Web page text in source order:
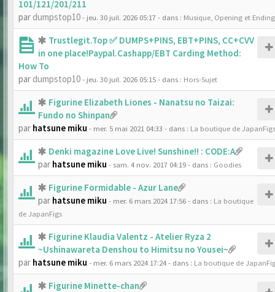
101/121/201/211
par dumpstop10- jeu. 30 juil. 2026 05:17- dans : Musique, Opening et Ending
Trustlegit.Top ✅ DUMPS+PINS, EBT+PINS, CC+CVV
in one place!Paypal.Cashapp/EBT Carding Method:
How To
par dumpstop10- jeu. 30 juil. 2026 05:15- dans : Hors-Sujet
Figurine Elizabeth Liones - Nanatsu no Taizai:
Fundo no Shinpan
par hatsune miku - mer. 5 mai 2021 04:33 - dans : La boutique de JapanFigs
Denki magazine Love Live! Sunshine!! : CODE:A
par hatsune miku - sam. 4 nov. 2017 04:19- dans : Goodies
Figurine Formidable - Azur Lane
par hatsune miku - mer. 6 mars 2024 17:56- dans : La boutique
de JapanFigs
Figurine Klaudia Valentz - Atelier Ryza 2
~Ushinawareta Denshou to Himitsu no Yousei~
par hatsune miku - mer. 6 mars 2024 17:24- dans : La boutique de
Figurine Minette-chan